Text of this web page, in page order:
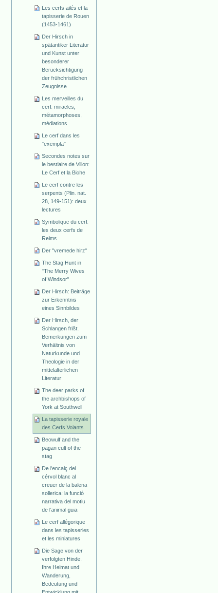
Les cerfs ailés et la
tapisserie de Rouen
(1453-1461)
Der Hirsch in
spätantiker Literatur
und Kunst unter
besonderer
Berücksichtigung
der frühchristlichen
Zeugnisse
Les merveilles du
cerf: miracles,
métamorphoses,
médiations
Le cerf dans les
"exempla"
Secondes notes sur
le bestiaire de Villon:
Le Cerf et la Biche
Le cerf contre les
serpents (Plin. nat.
28, 149-151): deux
lectures
Symbolique du cerf:
les deux cerfs de
Reims
Der "vremede hirz"
The Stag Hunt in
"The Merry Wives
of Windsor"
Der Hirsch: Beiträge
zur Erkenntnis
eines Sinnbildes
Der Hirsch, der
Schlangen frißt.
Bemerkungen zum
Verhältnis von
Naturkunde und
Theologie in der
mittelalterlichen
Literatur
The deer parks of
the archbishops of
York at Southwell
La tapisserie royale
des Cerfs Volants
Beowulf and the
pagan cult of the
stag
De l'encalç del
cérvol blanc al
creuer de la balena
sollerica: la funció
narrativa del motiu
de l'animal guia
Le cerf allégorique
dans les tapisseries
et les miniatures
Die Sage von der
verfolgten Hinde.
Ihre Heimat und
Wanderung,
Bedeutung und